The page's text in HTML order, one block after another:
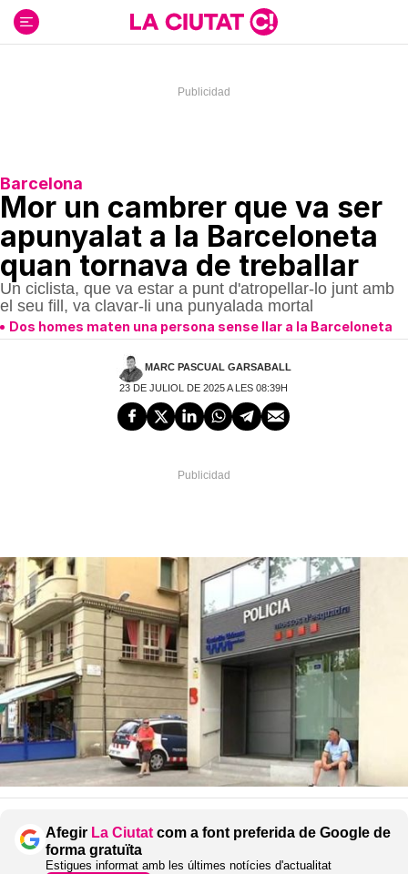
contenido
Barcelona
Mor un cambrer que va ser
apunyalat a la Barceloneta
quan tornava de treballar
Un ciclista, que va estar a punt d'atropellar-lo junt amb
el seu fill, va clavar-li una punyalada mortal
Dos homes maten una persona sense llar a la Barceloneta
MARC PASCUAL GARSABALL
23 DE JULIOL DE 2025 A LES 08:39H
Afegir La Ciutat com a font preferida de Google de
forma gratuïta
Estigues informat amb les últimes notícies d'actualitat